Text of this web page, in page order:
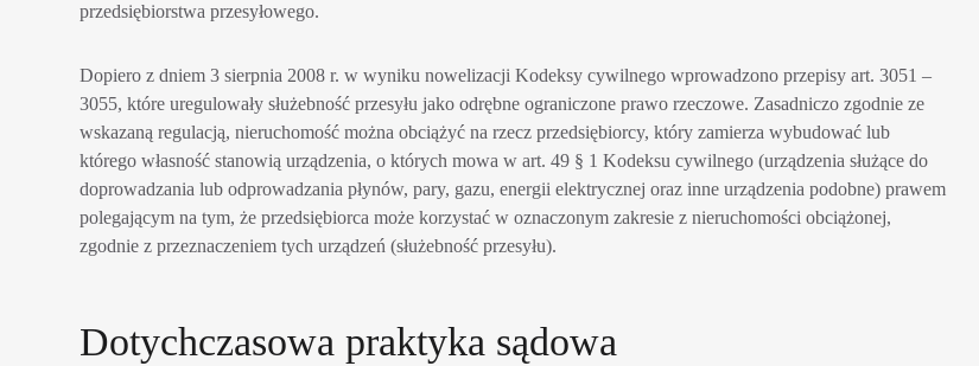
przedsiębiorstwa przesyłowego.
Dopiero z dniem 3 sierpnia 2008 r. w wyniku nowelizacji Kodeksy cywilnego wprowadzono przepisy art. 3051 –
3055, które uregulowały służebność przesyłu jako odrębne ograniczone prawo rzeczowe. Zasadniczo zgodnie ze
wskazaną regulacją, nieruchomość można obciążyć na rzecz przedsiębiorcy, który zamierza wybudować lub
którego własność stanowią urządzenia, o których mowa w art. 49 § 1 Kodeksu cywilnego (urządzenia służące do
doprowadzania lub odprowadzania płynów, pary, gazu, energii elektrycznej oraz inne urządzenia podobne) prawem
polegającym na tym, że przedsiębiorca może korzystać w oznaczonym zakresie z nieruchomości obciążonej,
zgodnie z przeznaczeniem tych urządzeń (służebność przesyłu).
Dotychczasowa praktyka sądowa